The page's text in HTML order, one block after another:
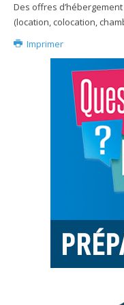
Des offres
(location, colocation,
Imprimer